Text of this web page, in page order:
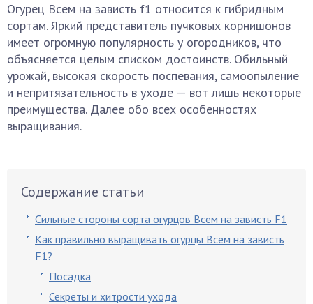
Огурец Всем на зависть f1 относится к гибридным
сортам. Яркий представитель пучковых корнишонов
имеет огромную популярность у огородников, что
объясняется целым списком достоинств. Обильный
урожай, высокая скорость поспевания, самоопыление
и непритязательность в уходе — вот лишь некоторые
преимущества. Далее обо всех особенностях
выращивания.
Содержание статьи
Сильные стороны сорта огурцов Всем на зависть F1
Как правильно выращивать огурцы Всем на зависть
F1?
Посадка
Секреты и хитрости ухода